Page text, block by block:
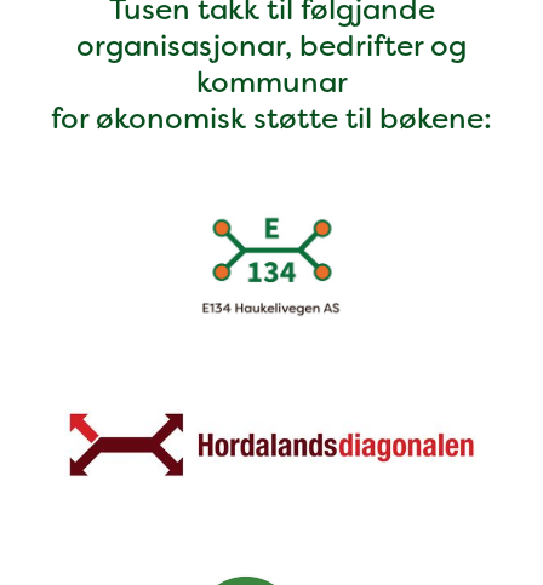
Tusen takk til følgjande
organisasjonar, bedrifter og
kommunar
for økonomisk støtte til bøkene: